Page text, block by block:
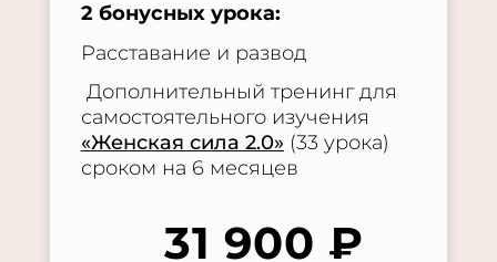
2 бонусных урока:
Расставание и развод
Дополнительный тренинг для
самостоятельного изучения
«Женская сила 2.0» (33 урока)
сроком на 6 месяцев
31 900 ₽